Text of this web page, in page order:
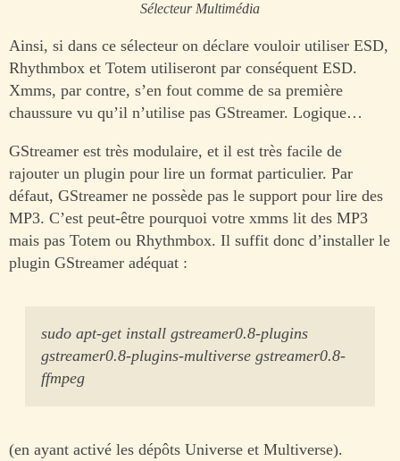
Sélecteur Multimédia
Ainsi, si dans ce sélecteur on déclare vouloir utiliser ESD,
Rhythmbox et Totem utiliseront par conséquent ESD.
Xmms, par contre, s’en fout comme de sa première
chaussure vu qu’il n’utilise pas GStreamer. Logique…
GStreamer est très modulaire, et il est très facile de
rajouter un plugin pour lire un format particulier. Par
défaut, GStreamer ne possède pas le support pour lire des
MP3. C’est peut-être pourquoi votre xmms lit des MP3
mais pas Totem ou Rhythmbox. Il suffit donc d’installer le
plugin GStreamer adéquat :
sudo apt-get install gstreamer0.8-plugins
gstreamer0.8-plugins-multiverse gstreamer0.8-
ffmpeg
(en ayant activé les dépôts Universe et Multiverse).